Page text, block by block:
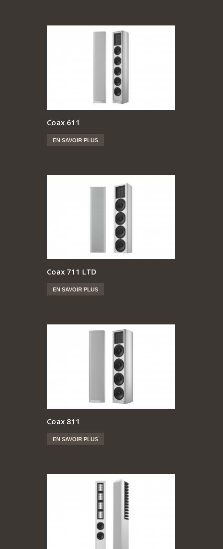
Coax 611
EN SAVOIR PLUS
Coax 711 LTD
EN SAVOIR PLUS
Coax 811
EN SAVOIR PLUS